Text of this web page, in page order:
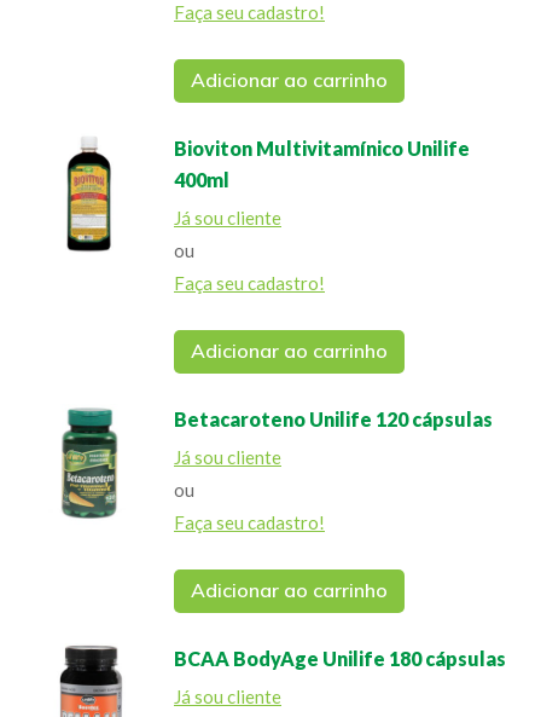
Faça seu cadastro!
Adicionar ao carrinho
Bioviton Multivitamínico Unilife
400ml
Já sou cliente
ou
Faça seu cadastro!
Adicionar ao carrinho
Betacaroteno Unilife 120 cápsulas
Já sou cliente
ou
Faça seu cadastro!
Adicionar ao carrinho
BCAA BodyAge Unilife 180 cápsulas
Já sou cliente